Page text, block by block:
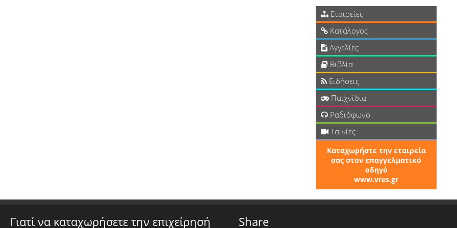
Εταιρείες
Κατάλογος
Αγγελίες
Βιβλία
Ειδήσεις
Παιχνίδια
Ραδιόφωνο
Ταινίες
Καταχωρήστε την εταιρεία
σας στον επαγγελματικό
οδηγό
www.vres.gr
Γιατί να καταχωρήσετε την επιχείρησή
Share